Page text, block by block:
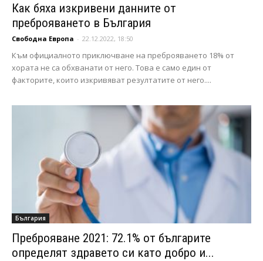
Как бяха изкривени данните от
преброяването в България
Свободна Европа - 22.12.2022, 18:50
Към официалното приключване на преброяването 18% от
хората не са обхванати от него. Това е само един от
факторите, които изкривяват резултатите от него....
България
Преброяване 2021: 72.1% от българите
определят здравето си като добро и...